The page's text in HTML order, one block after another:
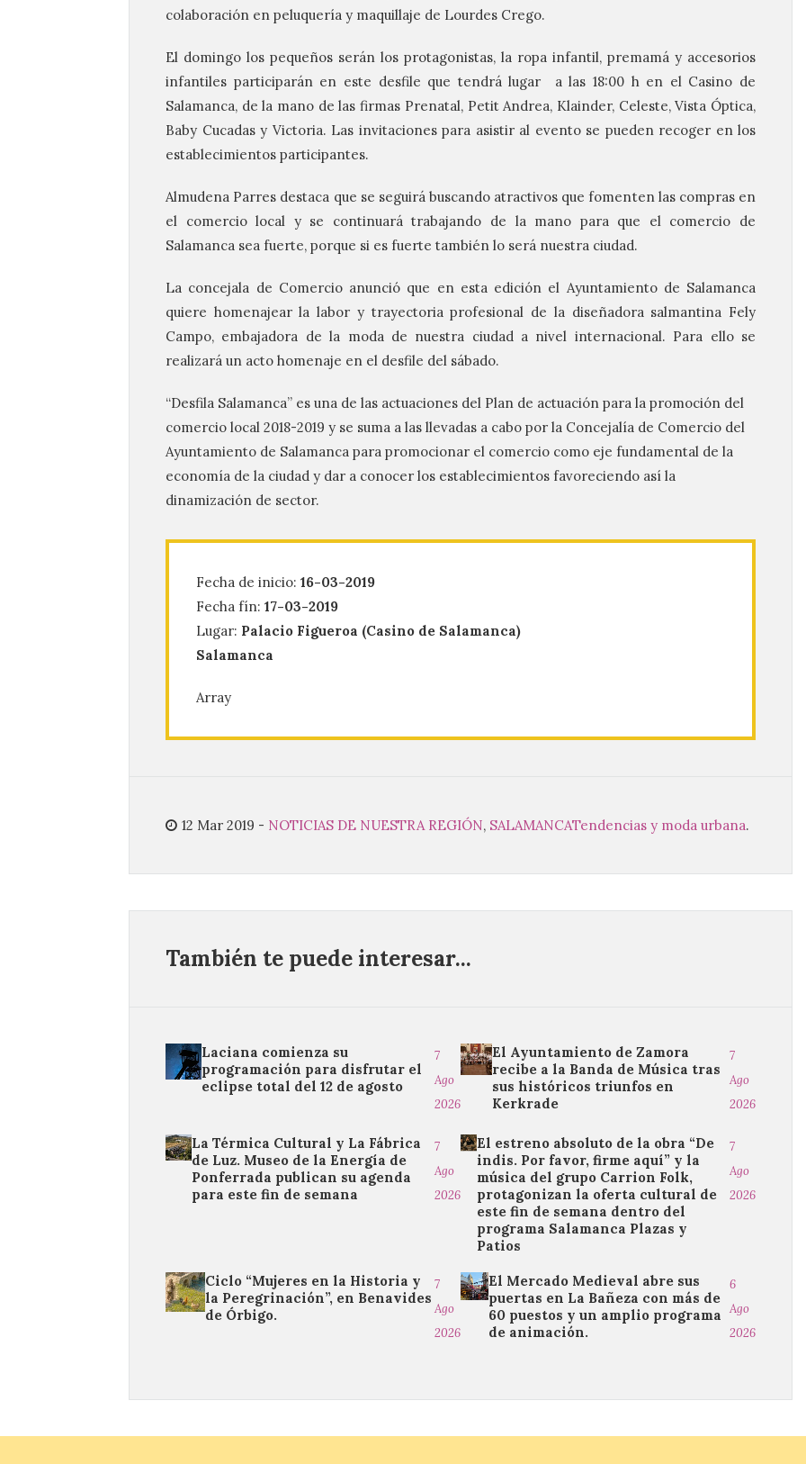
colaboración en peluquería y maquillaje de Lourdes Crego.
El domingo los pequeños serán los protagonistas, la ropa infantil, premamá y accesorios
infantiles participarán en este desfile que tendrá lugar a las 18:00 h en el Casino de
Salamanca, de la mano de las firmas Prenatal, Petit Andrea, Klainder, Celeste, Vista Óptica,
Baby Cucadas y Victoria. Las invitaciones para asistir al evento se pueden recoger en los
establecimientos participantes.
Almudena Parres destaca que se seguirá buscando atractivos que fomenten las compras en
el comercio local y se continuará trabajando de la mano para que el comercio de
Salamanca sea fuerte, porque si es fuerte también lo será nuestra ciudad.
La concejala de Comercio anunció que en esta edición el Ayuntamiento de Salamanca
quiere homenajear la labor y trayectoria profesional de la diseñadora salmantina Fely
Campo, embajadora de la moda de nuestra ciudad a nivel internacional. Para ello se
realizará un acto homenaje en el desfile del sábado.
“Desfila Salamanca” es una de las actuaciones del Plan de actuación para la promoción del
comercio local 2018-2019 y se suma a las llevadas a cabo por la Concejalía de Comercio del
Ayuntamiento de Salamanca para promocionar el comercio como eje fundamental de la
economía de la ciudad y dar a conocer los establecimientos favoreciendo así la
dinamización de sector.
Fecha de inicio: 16-03-2019
Fecha fín: 17-03-2019
Lugar: Palacio Figueroa (Casino de Salamanca)
Salamanca
Array
12 Mar 2019 - NOTICIAS DE NUESTRA REGIÓN, SALAMANCATendencias y moda urbana.
También te puede interesar...
Laciana comienza su
programación para disfrutar el
eclipse total del 12 de agosto
7
Ago
2026
El Ayuntamiento de Zamora
recibe a la Banda de Música tras
sus históricos triunfos en
Kerkrade
7
Ago
2026
La Térmica Cultural y La Fábrica
de Luz. Museo de la Energía de
Ponferrada publican su agenda
para este fin de semana
7
Ago
2026
El estreno absoluto de la obra “De
indis. Por favor, firme aquí” y la
música del grupo Carrion Folk,
protagonizan la oferta cultural de
este fin de semana dentro del
programa Salamanca Plazas y
Patios
7
Ago
2026
Ciclo “Mujeres en la Historia y
la Peregrinación”, en Benavides
de Órbigo.
7
Ago
2026
El Mercado Medieval abre sus
puertas en La Bañeza con más de
60 puestos y un amplio programa
de animación.
6
Ago
2026